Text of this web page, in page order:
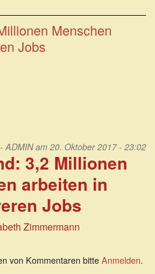
Menschen
Jobs
ADMINam 20. Oktober 2017 - 23:02
3,2 Millionen
arbeiten in
Jobs
Zimmermann
von Kommentaren bitteAnmelden.